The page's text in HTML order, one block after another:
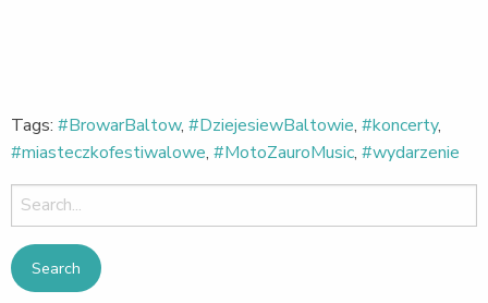
Tags: #BrowarBaltow, #DziejesiewBaltowie, #koncerty,
#miasteczkofestiwalowe, #MotoZauroMusic, #wydarzenie
Search
for: